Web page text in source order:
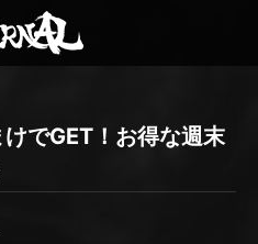
けでGET！お得な週末